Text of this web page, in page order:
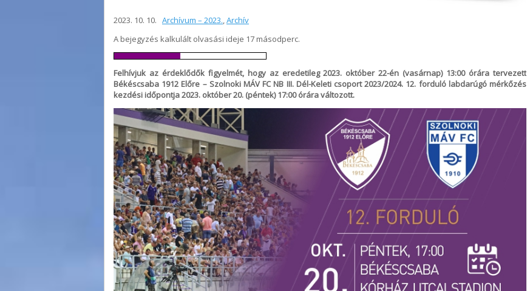
2023. 10. 10. Archívum – 2023.,Archív
A bejegyzés kalkulált olvasási ideje 17 másodperc.
Felhívjuk az érdeklődők figyelmét, hogy az eredetileg 2023. október 22-én (vasárnap) 13:00 órára tervezett
Békéscsaba 1912 Előre – Szolnoki MÁV FC NB III. Dél-Keleti csoport 2023/2024. 12. forduló labdarúgó mérkőzés
kezdési időpontja 2023. október 20. (péntek) 17:00 órára változott.